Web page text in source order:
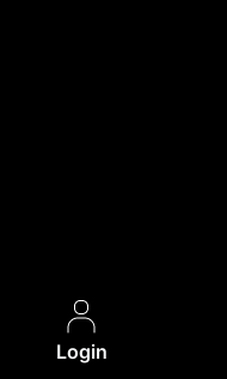
Login